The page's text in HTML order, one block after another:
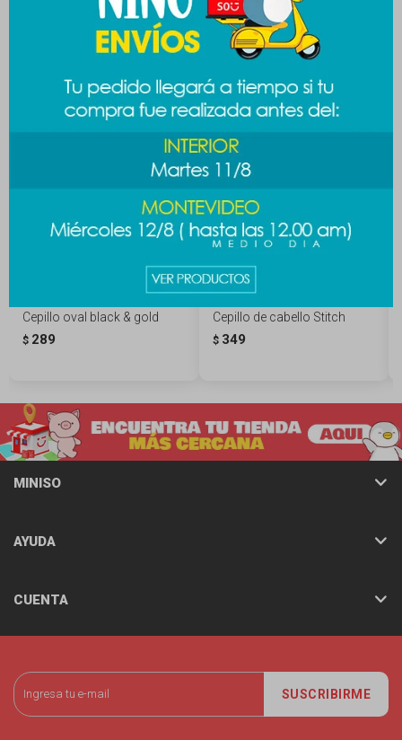
Productos que te pueden interesar
Cepillo oval black & gold
$ 289
Cepillo de cabello Stitch
$ 349
SUSCRIBIRME
MINISO
AYUDA
CUENTA